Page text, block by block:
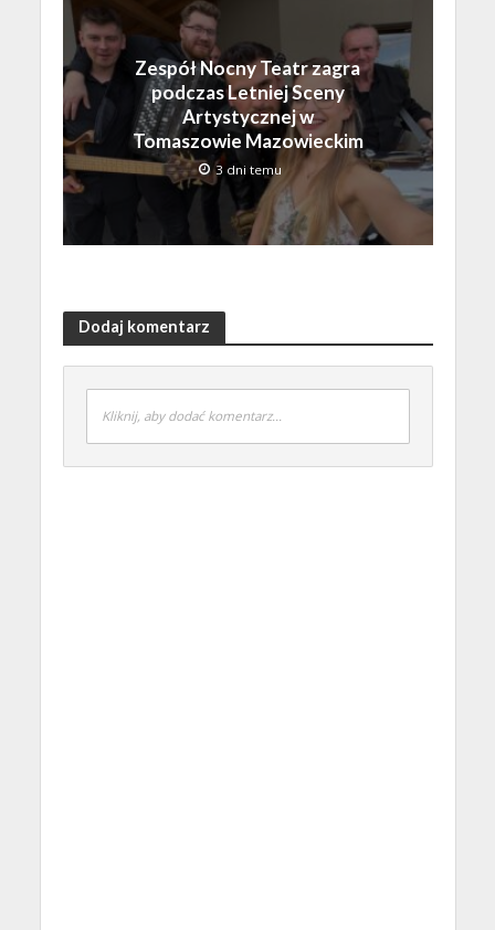
Zespół Nocny Teatr zagra
podczas Letniej Sceny
Artystycznej w
Tomaszowie Mazowieckim
3 dni temu
Dodaj komentarz
Kliknij, aby dodać komentarz...